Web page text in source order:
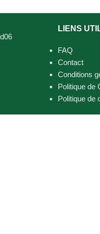
LIENS
FAQ
Contact
Conditions
Politique de
Politique de